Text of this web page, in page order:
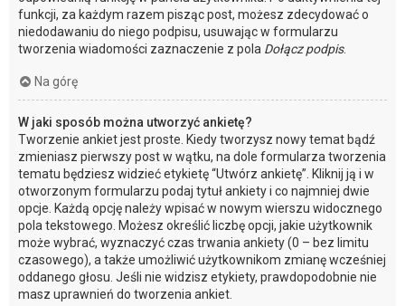
funkcji, za każdym razem pisząc post, możesz zdecydować o
niedodawaniu do niego podpisu, usuwając w formularzu
tworzenia wiadomości zaznaczenie z pola Dołącz podpis.
Na górę
W jaki sposób można utworzyć ankietę?
Tworzenie ankiet jest proste. Kiedy tworzysz nowy temat bądź
zmieniasz pierwszy post w wątku, na dole formularza tworzenia
tematu będziesz widzieć etykietę “Utwórz ankietę”. Kliknij ją i w
otworzonym formularzu podaj tytuł ankiety i co najmniej dwie
opcje. Każdą opcję należy wpisać w nowym wierszu widocznego
pola tekstowego. Możesz określić liczbę opcji, jakie użytkownik
może wybrać, wyznaczyć czas trwania ankiety (0 – bez limitu
czasowego), a także umożliwić użytkownikom zmianę wcześniej
oddanego głosu. Jeśli nie widzisz etykiety, prawdopodobnie nie
masz uprawnień do tworzenia ankiet.